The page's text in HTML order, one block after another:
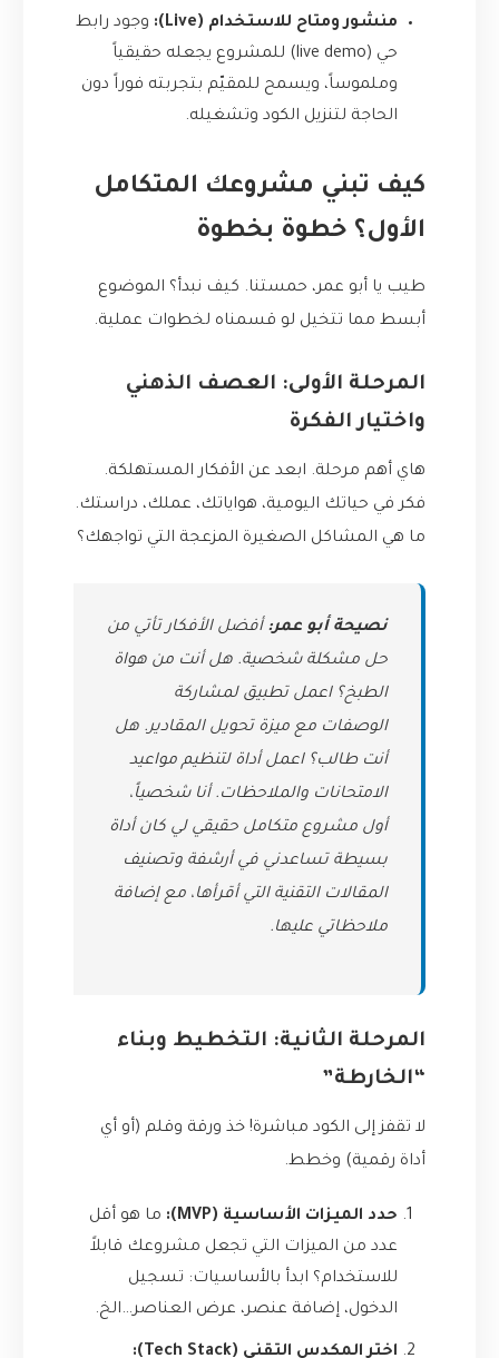
منشور ومتاح للاستخدام (Live):
وجود رابط
حي (live demo) للمشروع يجعله حقيقياً
وملموساً، ويسمح للمقيّم بتجربته فوراً دون
الحاجة لتنزيل الكود وتشغيله.
كيف تبني مشروعك المتكامل
الأول؟ خطوة بخطوة
طيب يا أبو عمر، حمستنا. كيف نبدأ؟ الموضوع
أبسط مما تتخيل لو قسمناه لخطوات عملية.
المرحلة الأولى: العصف الذهني
واختيار الفكرة
هاي أهم مرحلة. ابعد عن الأفكار المستهلكة.
فكر في حياتك اليومية، هواياتك، عملك، دراستك.
ما هي المشاكل الصغيرة المزعجة التي تواجهك؟
نصيحة أبو عمر: أفضل الأفكار تأتي من
حل مشكلة شخصية. هل أنت من هواة
الطبخ؟ اعمل تطبيق لمشاركة
الوصفات مع ميزة تحويل المقادير. هل
أنت طالب؟ اعمل أداة لتنظيم مواعيد
الامتحانات والملاحظات. أنا شخصياً،
أول مشروع متكامل حقيقي لي كان أداة
بسيطة تساعدني في أرشفة وتصنيف
المقالات التقنية التي أقرأها، مع إضافة
ملاحظاتي عليها.
المرحلة الثانية: التخطيط وبناء
“الخارطة”
لا تقفز إلى الكود مباشرة! خذ ورقة وقلم (أو أي
أداة رقمية) وخطط.
حدد الميزات الأساسية (MVP):
ما هو أقل
عدد من الميزات التي تجعل مشروعك قابلاً
للاستخدام؟ ابدأ بالأساسيات: تسجيل
الدخول، إضافة عنصر، عرض العناصر…الخ.
اختر المكدس التقني (Tech Stack):